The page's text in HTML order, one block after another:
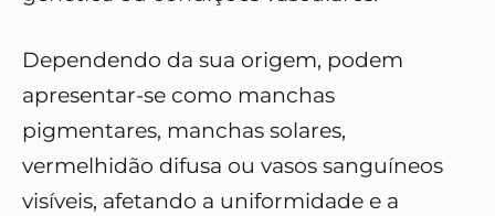
Dependendo da sua origem, podem
apresentar-se como manchas
pigmentares, manchas solares,
vermelhidão difusa ou vasos sanguíneos
visíveis, afetando a uniformidade e a